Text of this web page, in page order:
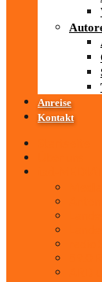
Anreise
Kontakt